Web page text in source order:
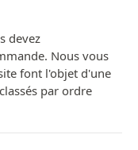
devez
Nous vous
font l'objet d'une
par ordre